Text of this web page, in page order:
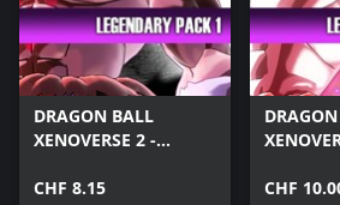
DRAGON BALL
XENOVERSE 2 -
CHF 8.15
CHF